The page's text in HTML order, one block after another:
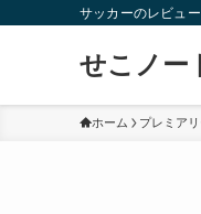
サッカーのレビュ
せこノー
ホーム プレミア